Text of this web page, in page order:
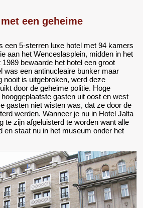
een geheime
een 5-sterren luxe hotel met 94 kamers
aan het Wenceslasplein, midden in het
bewaarde het hotel een groot
was een antinucleaire bunker maar
nooit is uitgebroken, werd deze
door de geheime politie. Hoge
gasten uit oost en west
gasten niet wisten was, dat ze door de
werden. Wanneer je nu in Hotel Jalta
te zijn afgeluisterd te worden want alle
en staat nu in het museum onder het